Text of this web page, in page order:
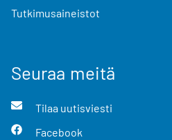
Tutkimusaineistot
Seuraa meitä
Tilaa uutisviesti
Facebook